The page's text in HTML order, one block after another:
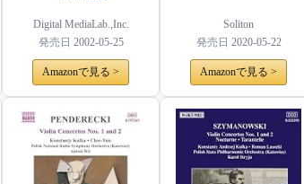
Digital MediaLab.,Inc.
発売日 2002-05-25
Amazonで見る >
Soliton
発売日 2020-05-22
Amazonで見る >